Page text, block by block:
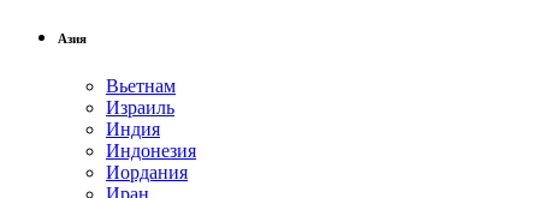
Азия
Вьетнам
Израиль
Индия
Индонезия
Иордания
Иран